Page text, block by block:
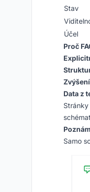
Stav
Účel
Proč
Data z
Samo